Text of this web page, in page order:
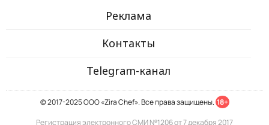
Реклама
Контакты
Telegram-канал
© 2017-2025 ООО «Zira Chef». Все права защищены. 18+
Регистрация электронного СМИ №1206 от 7 декабря 2017